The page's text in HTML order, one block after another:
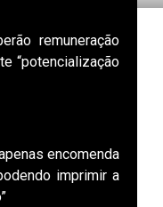
remuneração
“potencialização
encomenda
imprimir a